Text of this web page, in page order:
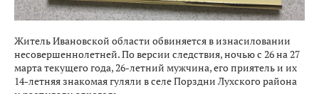
Житель Ивановской области обвиняется в изнасиловании
несовершеннолетней. По версии следствия, ночью с 26 на 27
марта текущего года, 26-летний мужчина, его приятель и их
14-летняя знакомая гуляли в селе Порздни Лухского района